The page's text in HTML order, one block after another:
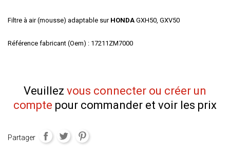
Filtre à air (mousse) adaptable sur HONDA GXH50, GXV50
Référence fabricant (Oem) : 17211ZM7000
Veuillez vous connecter ou créer un
compte pour commander et voir les prix
Partager